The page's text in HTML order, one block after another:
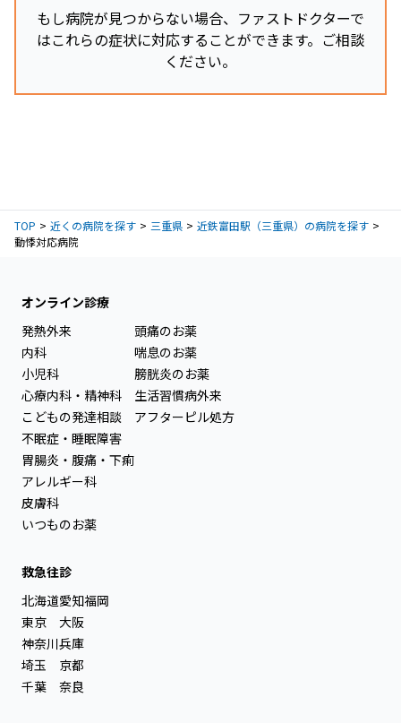
もし病院が見つからない場合、ファストドクターで
はこれらの症状に対応することができます。ご相談
ください。
TOP 近くの病院を探す 三重県
近鉄富田駅（三重県）の病院を探す
動悸対応病院
オンライン診療
発熱外来
内科
小児科
心療内科・精神科
こどもの発達相談
不眠症・睡眠障害
胃腸炎・腹痛・下痢
アレルギー科
皮膚科
いつものお薬
頭痛のお薬
喘息のお薬
膀胱炎のお薬
生活習慣病外来
アフターピル処方
救急往診
北海道
東京
神奈川
埼玉
千葉
愛知
大阪
兵庫
京都
奈良
福岡